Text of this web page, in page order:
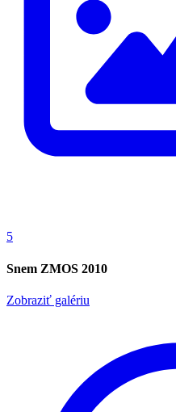
5
Snem ZMOS 2010
Zobraziť galériu